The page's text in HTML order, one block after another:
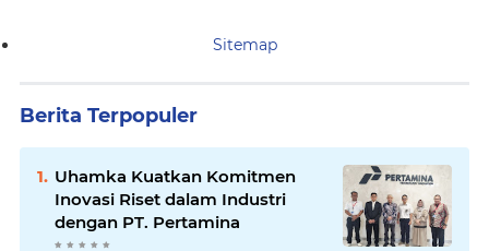
Sitemap
Berita Terpopuler
Uhamka Kuatkan Komitmen
Inovasi Riset dalam Industri
dengan PT. Pertamina